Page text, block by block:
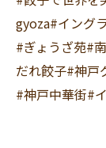
gyoza#イング
#ぎょうざ苑#
だれ餃子#神戸
#神戸中華街#